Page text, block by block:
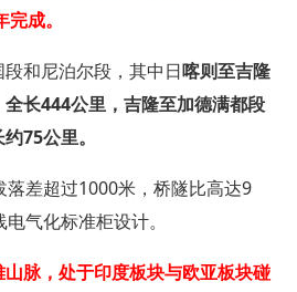
成。
和尼泊尔段，其中日喀则至吉隆
长444公里，吉隆至加德满都段
75公里。
差超过1000米，桥隧比高达9
气化标准柜设计。
脉，处于印度板块与欧亚板块碰